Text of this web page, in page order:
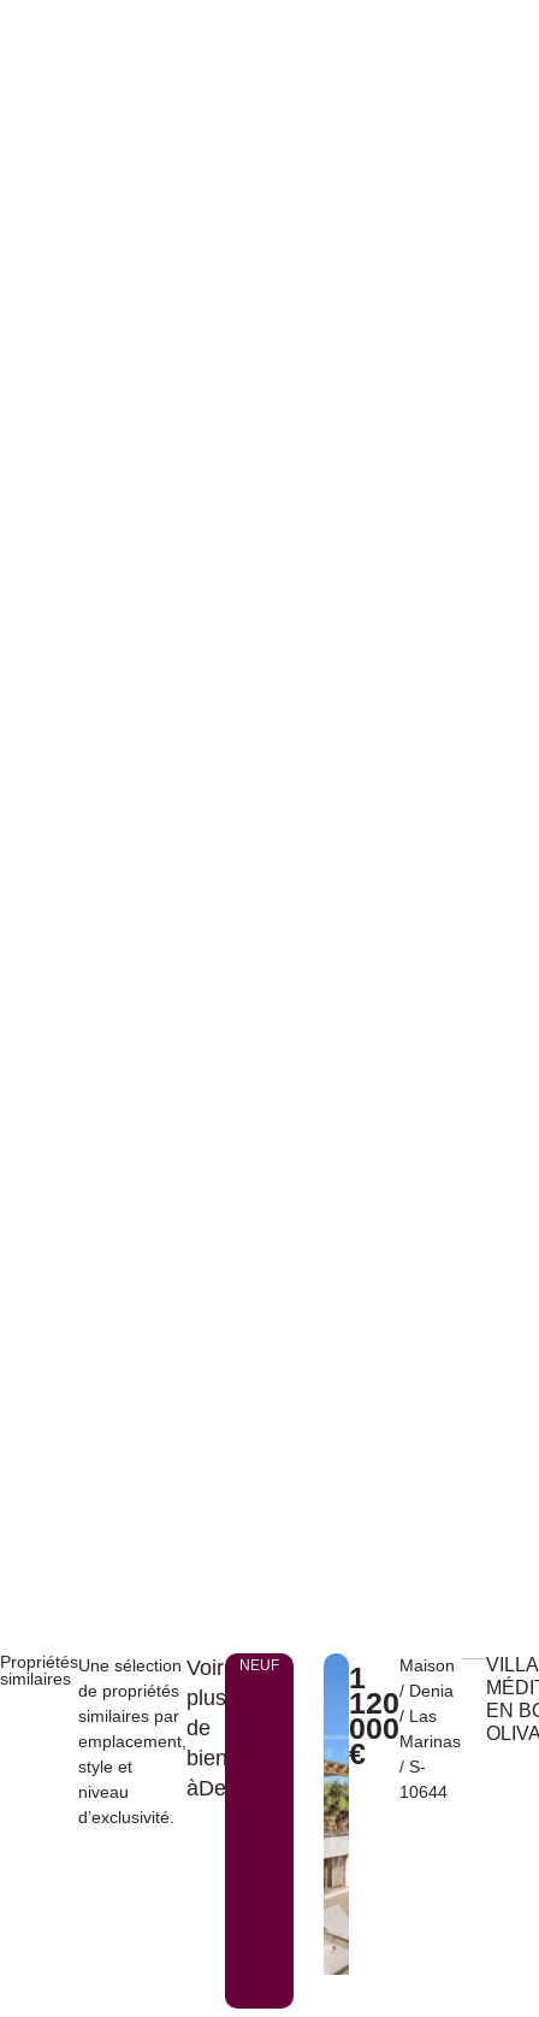
Propriétés
similaires
Une sélection
de propriétés
similaires par
emplacement,
style et
niveau
d’exclusivité.
Voir
plus
de
biens
àDenia
NEUF 1
120
000
€
Maison
/ Denia
/ Las
Marinas
/ S-
10644
VILLA
EN